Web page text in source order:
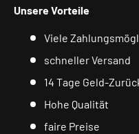
Unsere Vorteile
Viele
schneller Versand
14 Tage Geld-
Hohe Qualität
faire Preise